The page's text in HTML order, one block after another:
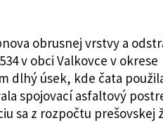
obrusnej vrstvy a
v obci Valkovce v okrese
dlhý úsek, kde čata
spojovací asfaltový
sa z rozpočtu prešovskej